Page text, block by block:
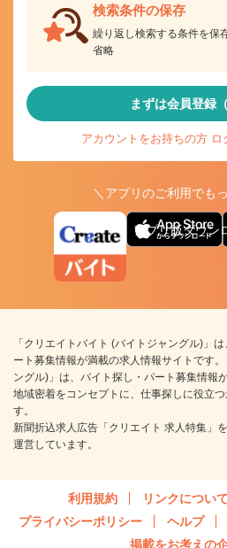
検索条件の保存
繰り返し検索する条件を保
省略
まずは会員登録
アカウントをお持ちの方 ロ
＼アプリのご利用でも
アプリ版ダウン
「クリエイトバイト (バイトジャングル)」
ート募集情報が満載の求人情報サイトです
ングル)」は、バイト探し・パート募集情報
地域密着をコンセプトに、仕事探しに役立
す。
新聞折込求人広告「クリエイト 求人特集」
運営しています。
利用規約 リンクについて
プライバシーポリシー
ヘルプ
掲載をお考えの